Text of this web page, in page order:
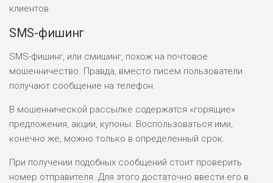
РИСКИ: НИЗКИЕ
ДОХОД: НИЗКИЙ
БЮДЖЕТ: НИЗКИЙ
ОБЗОР
ПОДОЙДЕТ
ВСЕМ
РИСКИ: НИЗКИЕ
ДОХОД: СРЕДНИЙ
БЮДЖЕТ: НИЗКИЙ
ОБЗОР
клиентов.
SMS-фишинг
SMS-фишинг, или смишинг, похож на почтовое
мошенничество. Правда, вместо писем пользователи
получают сообщение на телефон.
В мошеннической рассылке содержатся «горящие»
предложения, акции, купоны. Воспользоваться ими,
конечно же, можно только в определенный срок.
При получении подобных сообщений стоит проверить
номер отправителя. Для этого достаточно ввести его в